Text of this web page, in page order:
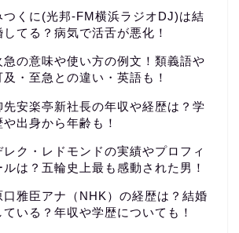
つくに(光邦-FM横浜ラジオDJ)は結
してる？病気で活舌が悪化！
急の意味や使い方の例文！類義語や
及・至急との違い・英語も！
先安楽亭新社長の年収や経歴は？学
や出身から年齢も！
レク・レドモンドの実績やプロフィ
ルは？五輪史上最も感動された男！
口雅臣アナ（NHK）の経歴は？結婚
ている？年収や学歴についても！